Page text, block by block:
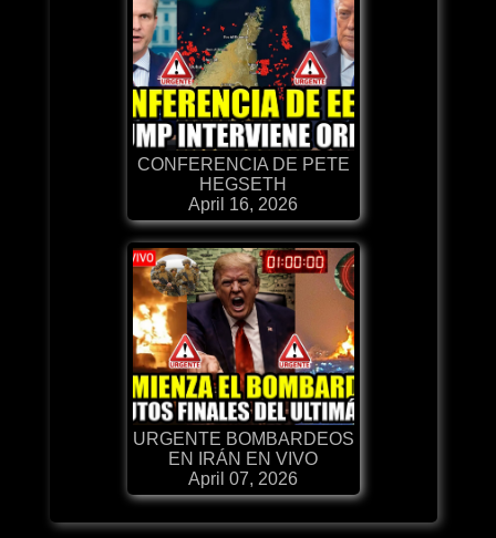
CONFERENCIA DE PETE
HEGSETH
April 16, 2026
URGENTE BOMBARDEOS
EN IRÁN EN VIVO
April 07, 2026